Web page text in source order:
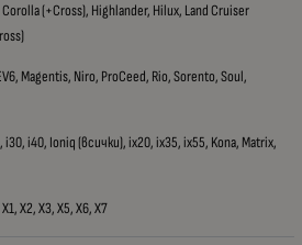
(+Cross), Highlander, Hilux, Land Cruiser
Magentis, Niro, ProCeed, Rio, Sorento, Soul,
i40, Ioniq (всички), ix20, ix35, ix55, Kona, Matrix,
X2, X3, X5, X6, X7